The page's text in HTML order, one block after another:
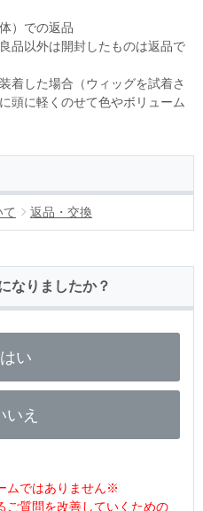
）での返品
品以外は開封したものは返品で
着した場合（ウィッグを試着さ
頭に軽くのせて色やボリューム
返品・交換
なりましたか？
はい
いえ
ムではありません※
ご質問を改善していくための